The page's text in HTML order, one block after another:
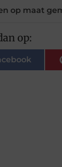
op maat
op: